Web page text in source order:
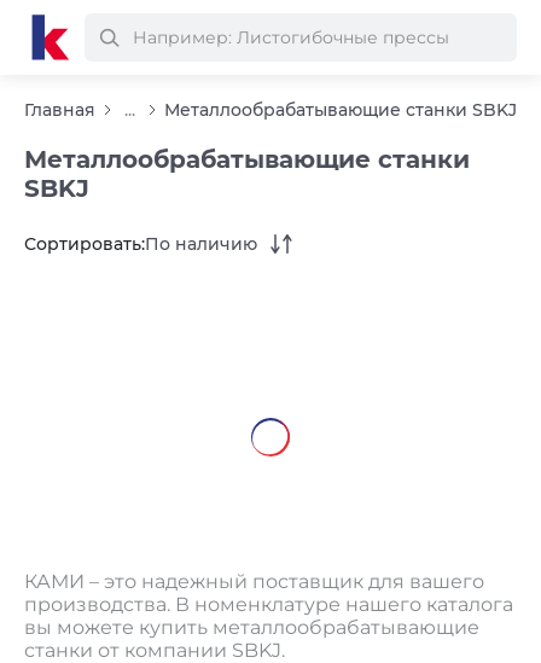
Главная ... Металлообрабатывающие станки SBKJ
Металлообрабатывающие станки
SBKJ
Сортировать:По наличию
КАМИ – это надежный поставщик для вашего
производства. В номенклатуре нашего каталога
вы можете купить металлообрабатывающие
станки от компании SBKJ.